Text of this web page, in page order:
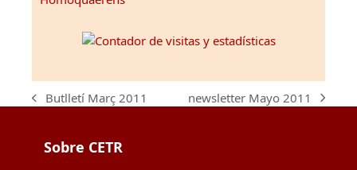
previous
Butlletí Març 2011
next
newsletter Mayo 2011
Sobre CETR